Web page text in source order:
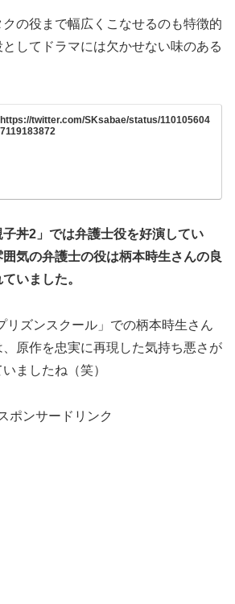
の役まで幅広くこなせるのも特徴的
してドラマには欠かせない味のある
https://twitter.com/SKsabae/status/110105604
7119183872
子丼2」では弁護士役を好演してい
気の弁護士の役は柄本時生さんの良
いました。
リズンスクール」での柄本時生さん
原作を忠実に再現した気持ち悪さが
ましたね（笑）
ポンサードリンク